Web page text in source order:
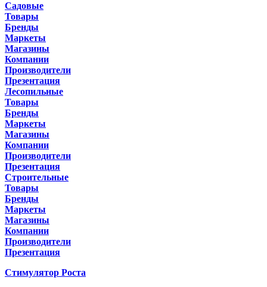
Садовые
Товары
Бренды
Маркеты
Магазины
Компании
Производители
Презентация
Лесопильные
Товары
Бренды
Маркеты
Магазины
Компании
Производители
Презентация
Строительные
Товары
Бренды
Маркеты
Магазины
Компании
Производители
Презентация
Стимулятор Роста